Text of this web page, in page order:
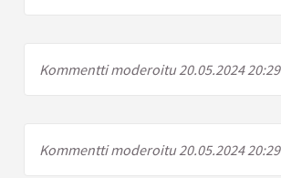
Kommentti moderoitu 20.05.2024 20:29
Kommentti moderoitu 20.05.2024 20:29